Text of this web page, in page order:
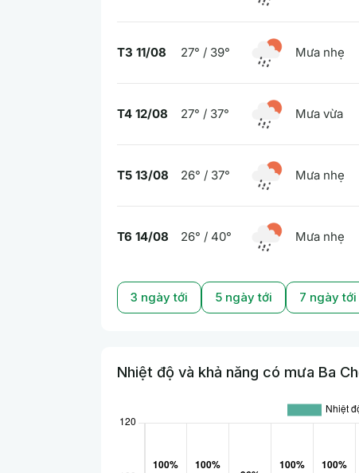
T3 11/08 27° / 39° Mưa nhẹ
T4 12/08 27° / 37° Mưa vừa
T5 13/08 26° / 37° Mưa nhẹ
T6 14/08 26° / 40° Mưa nhẹ
3 ngày tới 5 ngày tới 7 ngày tới
Nhiệt độ và khả năng có mưa Ba